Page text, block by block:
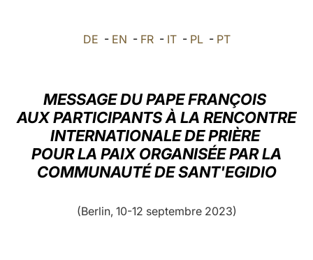
العربيّة
中文
LATINE
DE - EN - FR- IT- PL- PT
MESSAGE DU PAPE FRANÇOIS
AUX PARTICIPANTS À LA RENCONTRE
INTERNATIONALE DE PRIÈRE
POUR LA PAIX ORGANISÉE PAR LA
COMMUNAUTÉ DE SANT'EGIDIO
(Berlin, 10-12 septembre 2023)